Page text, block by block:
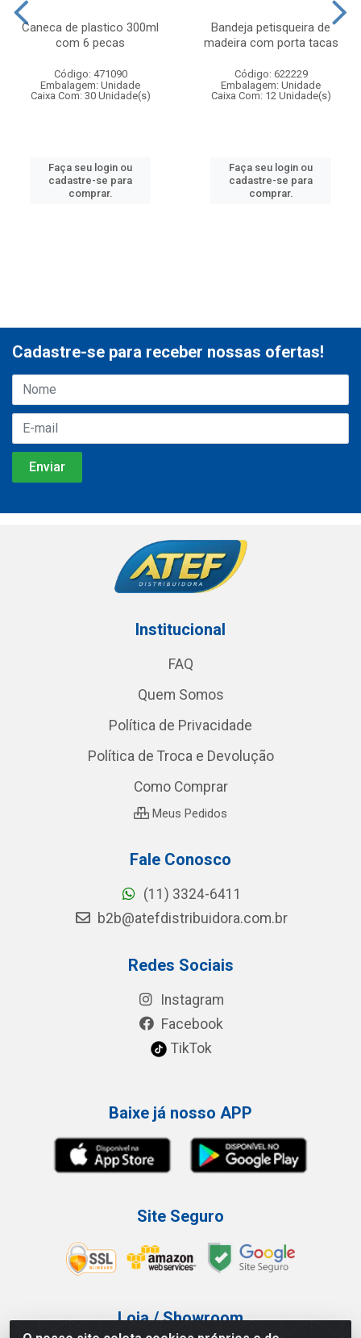
Caneca de plastico 300ml
com 6 pecas
Código: 471090
Embalagem: Unidade
Caixa Com: 30 Unidade(s)
Faça seu login ou
cadastre-se para
comprar.
Bandeja petisqueira de
madeira com porta tacas
Código: 622229
Embalagem: Unidade
Caixa Com: 12 Unidade(s)
Faça seu login ou
cadastre-se para
comprar.
Cadastre-se para receber nossas ofertas!
Institucional
FAQ
Quem Somos
Política de Privacidade
Política de Troca e Devolução
Como Comprar
Meus Pedidos
Fale Conosco
(11) 3324-6411
b2b@atefdistribuidora.com.br
Redes Sociais
Instagram
Facebook
TikTok
Baixe já nosso APP
Site Seguro
Loja / Showroom